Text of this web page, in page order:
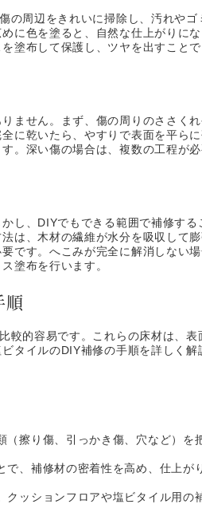
周辺をきれいに掃除し、汚れや
に色を塗ると、自然な仕上がりに
塗布して保護し、ツヤを出すこと
ません。まず、傷の周りのささく
に乾いたら、やすりで表面を平ら
。深い傷の場合は、複数の工程が
し、DIYでもできる範囲で補修す
は、木材の繊維が水分を吸収して
です。へこみが完全に解消しない
塗布を行います。
順
的容易です。これらの床材は、
タイルのDIY補修の手順を詳しく解
擦り傷、引っかき傷、穴など）を
、補修材の密着性を高め、仕上が
ッションフロアや塩ビタイル用の